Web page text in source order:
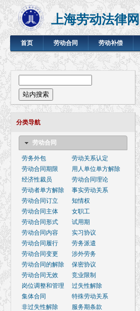
上海劳动法律网
首页 劳动合同 劳动补偿
分类导航
劳动合同
劳务外包
劳动关系认定
劳动合同期限
用人单位单方解除
经济性裁员
劳动合同理论
劳动者单方解除
事实劳动关系
劳动合同订立
知情权
劳动合同主体
女职工
劳动合同形式
试用期
劳动合同内容
实习协议
劳动合同履行
劳务派遣
劳动合同变更
涉外劳务
劳动合同的解除
保密协议
劳动合同无效
竞业限制
岗位调整和管理
过失性解除
集体合同
特殊劳动关系
非过失性解除
服务期条款